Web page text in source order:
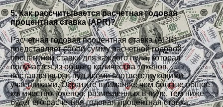
5. Как рассчитывается расчетная годовая
процентная ставка (APR)?
Расчетная годовая процентная ставка (APR)
представляет собой сумму расчетной годовой
процентной ставки для каждого пула, которая
получается из общего количества токенов,
поставленных в пул всеми соответствующими
участниками. Обратите внимание: чем больше общее
количество токенов, размещенных в пуле, тем ниже
будет его расчетная годовая процентная ставка.